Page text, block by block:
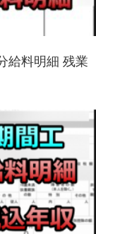
給料明細 残業